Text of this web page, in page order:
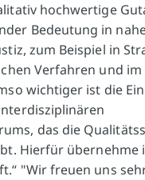
hochwertige
Bedeutung in
zum Beispiel in
Verfahren und im
wichtiger ist die
das die
Hierfür übernehme
"Wir freuen uns